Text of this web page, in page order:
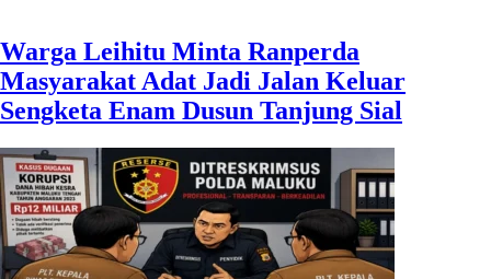
Warga Leihitu Minta Ranperda
Masyarakat Adat Jadi Jalan Keluar
Sengketa Enam Dusun Tanjung Sial